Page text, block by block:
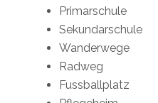
Primarschule
Sekundarschule
Wanderwege
Radweg
Fussballplatz